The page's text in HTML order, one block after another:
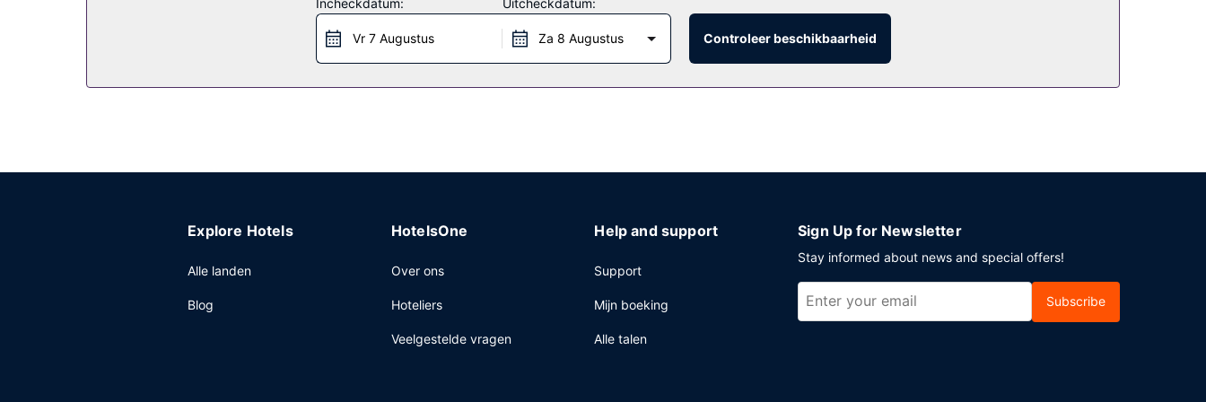
Profiteer in dit hotel van de roomservice.
Incheckdatum:
Vr 7 Augustus
Uitcheckdatum:
Za 8 Augustus Controleer beschikbaarheid
Explore Hotels
Alle landen
Blog
HotelsOne
Over ons
Hoteliers
Veelgestelde vragen
Help and support
Support
Mijn boeking
Alle talen
Sign Up for Newsletter
Stay informed about news and special offers!
Subscribe